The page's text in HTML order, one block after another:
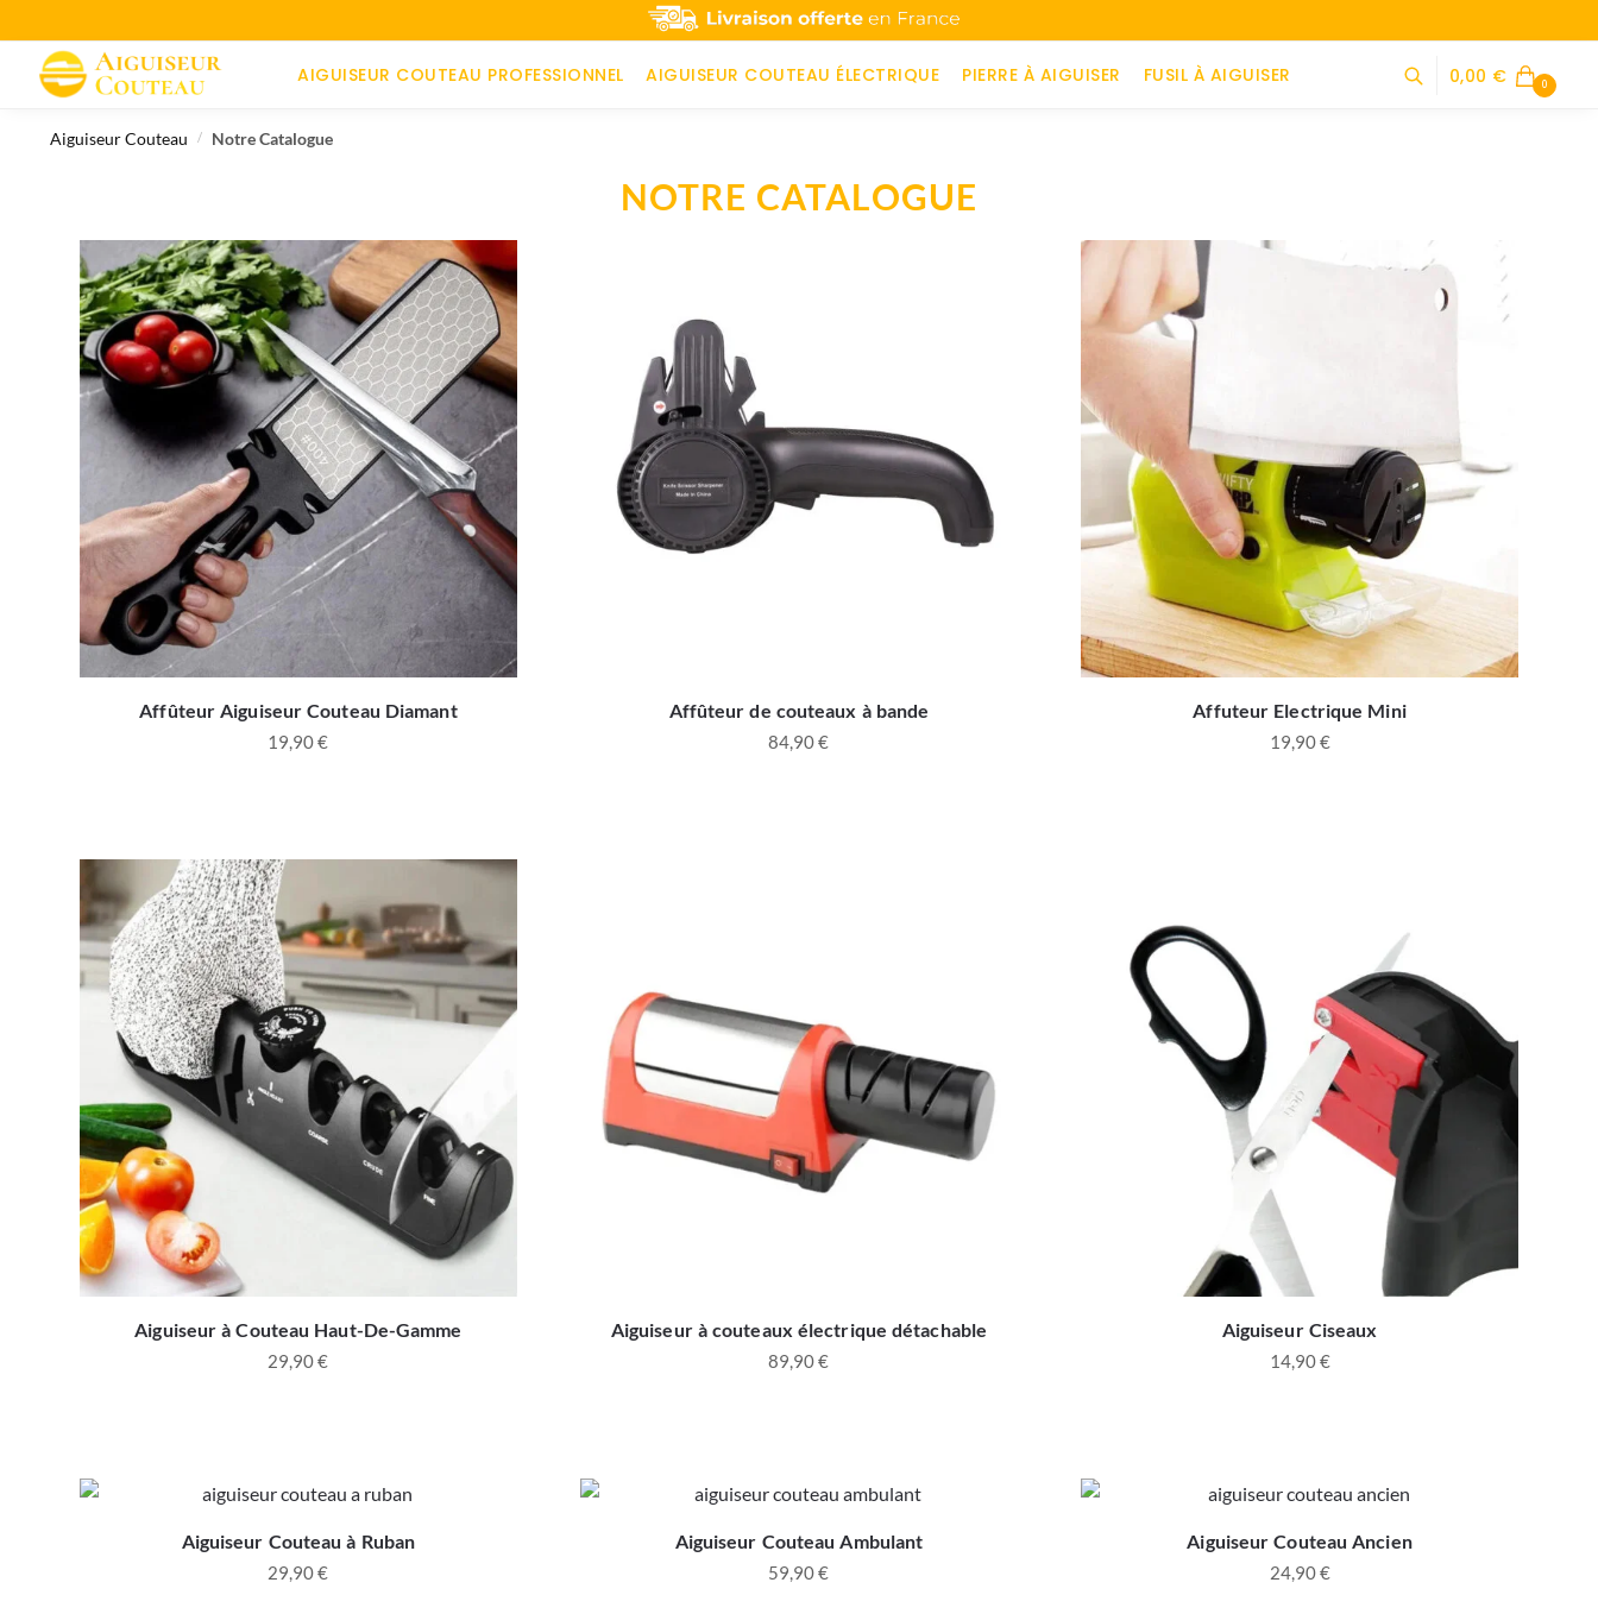
AIGUISEUR COUTEAU PROFESSIONNEL AIGUISEUR COUTEAU ÉLECTRIQUE PIERRE À AIGUISER FUSIL À AIGUISER 0,00 € 0
Aiguiseur Couteau / Notre Catalogue
NOTRE CATALOGUE
Affûteur Aiguiseur Couteau Diamant
19,90€
Affûteur de couteaux à bande
84,90€
Affuteur Electrique Mini
19,90€
Aiguiseur à Couteau Haut-De-Gamme
29,90€
Aiguiseur à couteaux électrique détachable
89,90€
Aiguiseur Ciseaux
14,90€
Aiguiseur Couteau à Ruban
29,90€
Aiguiseur Couteau Ambulant
59,90€
Aiguiseur Couteau Ancien
24,90€